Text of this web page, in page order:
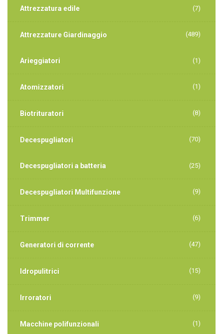
Attrezzatura edile (7)
Attrezzature Giardinaggio (489)
Arieggiatori (1)
Atomizzatori (1)
Biotrituratori (8)
Decespugliatori (70)
Decespugliatori a batteria (25)
Decespugliatori Multifunzione (9)
Trimmer (6)
Generatori di corrente (47)
Idropulitrici (15)
Irroratori (9)
Macchine polifunzionali (1)